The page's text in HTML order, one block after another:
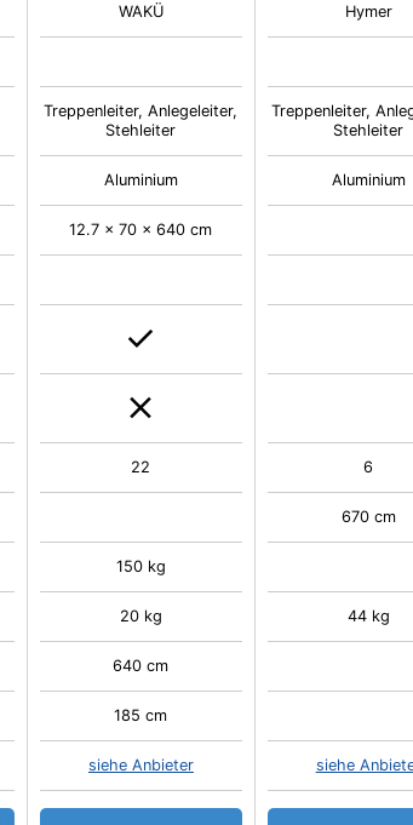
WAKÜ
Treppenleiter, Anlegeleiter,
Stehleiter
Aluminium
12.7 x 70 x 640 cm
22
150 kg
20 kg
640 cm
185 cm
siehe Anbieter
Hymer
Treppenleiter,
Stehleiter
Aluminium
6
670 cm
44 kg
siehe